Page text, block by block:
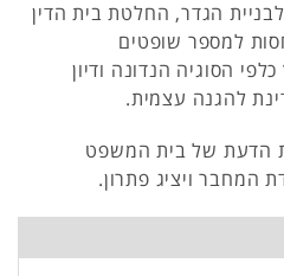
הגדר, החלטת בית הדין
למספר שופטים
הסוגיה הנדונה ודיון
להגנה עצמית.
הדעת של בית המשפט
המחבר ויציג פתרון.